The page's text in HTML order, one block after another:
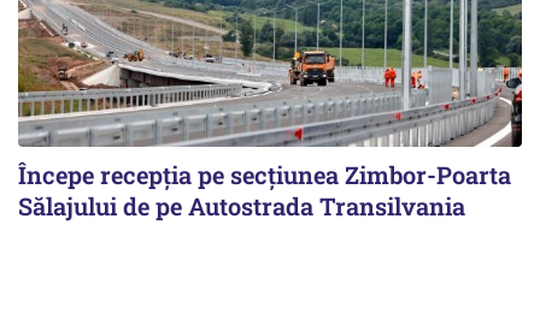
Începe recepţia pe secţiunea Zimbor-Poarta
Sălajului de pe Autostrada Transilvania